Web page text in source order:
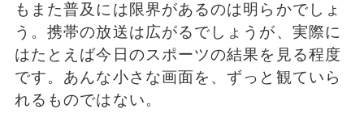
もまた普及には限界があるのは明らかでしょ
う。携帯の放送は広がるでしょうが、実際に
はたとえば今日のスポーツの結果を見る程度
です。あんな小さな画面を、ずっと観ていら
れるものではない。